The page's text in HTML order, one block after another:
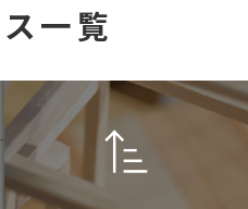
一覧